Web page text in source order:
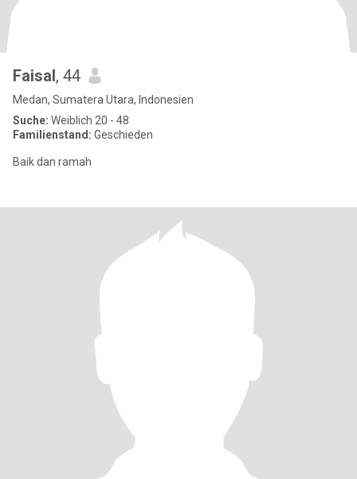
Faisal, 44
Medan, Sumatera Utara, Indonesien
Suche: Weiblich 20 - 48
Familienstand: Geschieden
Baik dan ramah